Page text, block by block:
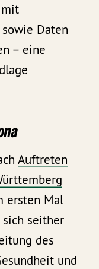
mit
Daten
– eine
Auftreten
ersten Mal
seither
des
und